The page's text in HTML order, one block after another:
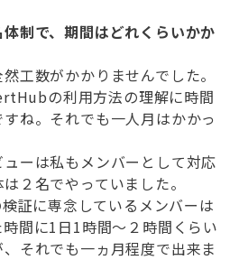
制で、期間はどれくらいかか
工数がかかりませんでした。
の利用方法の理解に時間
ね。それでも一人月はかかっ
ーは私もメンバーとして対応
２名でやっていました。
証に専念しているメンバーは
間に1日1時間～２時間くらい
それでも一ヵ月程度で出来ま